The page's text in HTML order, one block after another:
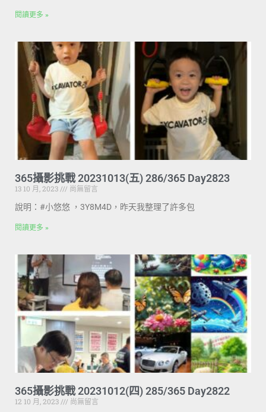
閱讀更多 »
365攝影挑戰 20231013(五) 286/365 Day2823
13 10 月, 2023
尚無留言
說明：#小悠悠 ，3Y8M4D，昨天我整理了許多包
閱讀更多 »
365攝影挑戰 20231012(四) 285/365 Day2822
12 10 月, 2023
尚無留言